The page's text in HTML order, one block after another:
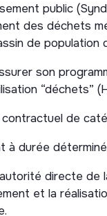
public
des déchets
de
son
“déchets”
contractuel de
à durée
directe de
et la